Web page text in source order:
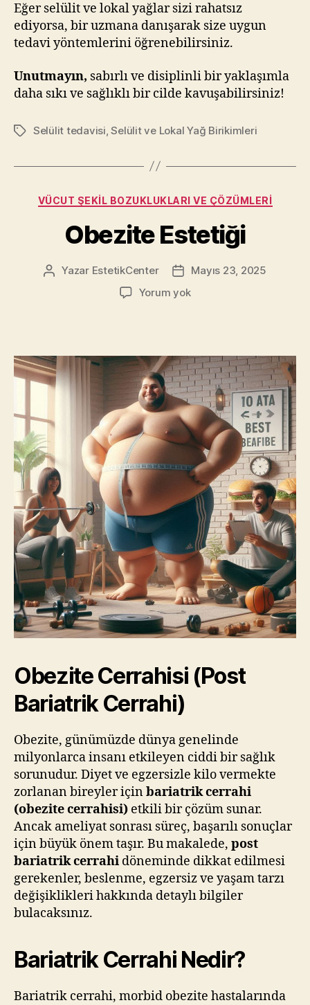
Eğer selülit ve lokal yağlar sizi rahatsız
ediyorsa, bir uzmana danışarak size uygun
tedavi yöntemlerini öğrenebilirsiniz.
Unutmayın, sabırlı ve disiplinli bir yaklaşımla
daha sıkı ve sağlıklı bir cilde kavuşabilirsiniz!
EtiketlerSelülit tedavisi ,Selülit ve Lokal Yağ Birikimleri
Kategoriler
VÜCUT ŞEKIL BOZUKLUKLARI VE ÇÖZÜMLERI
Obezite Estetiği
Yazının
Yazar EstetikCenter
Yazı
tarihi
Mayıs 23, 2025
Yorum yokObezite
Obezite Cerrahisi (Post
Bariatrik Cerrahi)
Obezite, günümüzde dünya genelinde
milyonlarca insanı etkileyen ciddi bir sağlık
sorunudur. Diyet ve egzersizle kilo vermekte
zorlanan bireyler içinbariatrik cerrahi
(obezite cerrahisi) etkili bir çözüm sunar.
Ancak ameliyat sonrası süreç, başarılı sonuçlar
için büyük önem taşır. Bu makalede, post
bariatrik cerrahi döneminde dikkat edilmesi
gerekenler, beslenme, egzersiz ve yaşam tarzı
değişiklikleri hakkında detaylı bilgiler
bulacaksınız.
Bariatrik Cerrahi Nedir?
Bariatrik cerrahi, morbid obezite hastalarında